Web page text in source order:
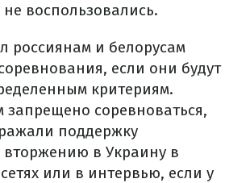
воспользовались.
россиянам и белорусам
если они будут
критериям.
запрещено соревноваться,
поддержку
вторжению в Украину в
или в интервью, если у